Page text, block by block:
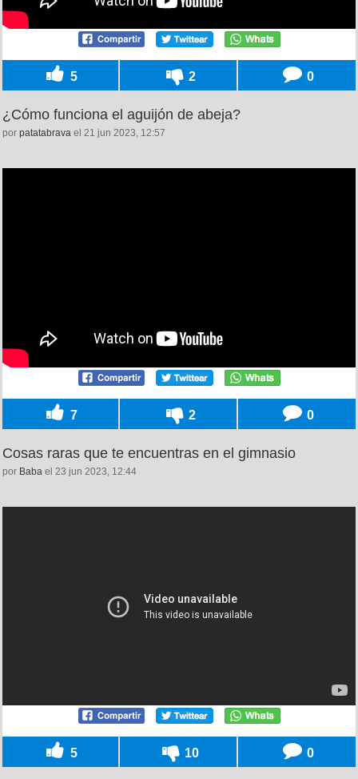
5 2 0
¿Cómo funciona el aguijón de abeja?
por patatabrava el 21 jun 2023, 12:57
7 2 0
Cosas raras que te encuentras en el gimnasio
por Baba el 23 jun 2023, 12:44
5 10 0